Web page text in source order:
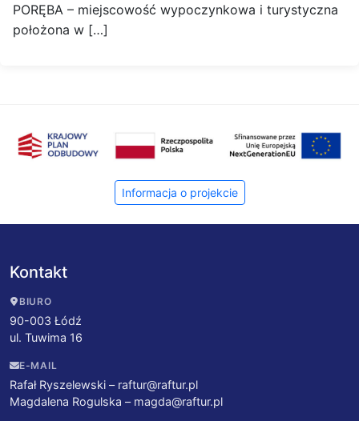
PORĘBA – miejscowość wypoczynkowa i turystyczna
położona w […]
Informacja o projekcie
Kontakt
BIURO
90-003 Łódź
ul. Tuwima 16
E-MAIL
Rafał Ryszelewski – raftur@raftur.pl
Magdalena Rogulska – magda@raftur.pl